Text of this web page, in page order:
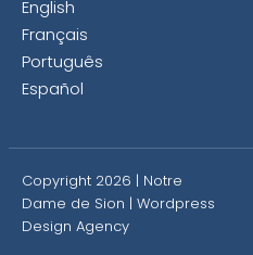
English
Français
Português
Español
Copyright 2026 | Notre
Dame de Sion | Wordpress
Design Agency